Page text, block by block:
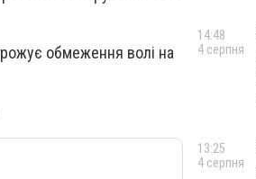
обмеження волі на
14:48
4 серпня
13:25
4 серпня